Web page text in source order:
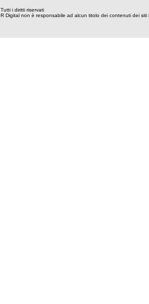
Tutti i diritti riservati
R Digital non è responsabile ad alcun titolo dei contenuti dei siti